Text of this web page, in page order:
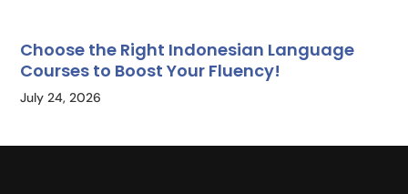
Choose the Right Indonesian Language
Courses to Boost Your Fluency!
July 24, 2026